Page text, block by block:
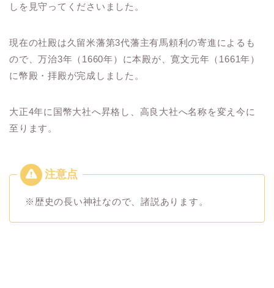
しを見守ってくださいました。
現在の社殿は久留米藩第3代藩主有馬頼利の寄進によるも
ので、万治3年（1660年）に本殿が、寛文元年（1661年）
に幣殿・拝殿が完成しました。
大正4年に国幣大社へ昇格し、高良大社へ名称を変え今に
至ります。
※歴史の長い神社なので、諸説あります。